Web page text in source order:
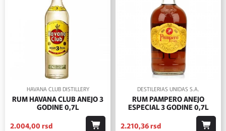
HAVANA CLUB DISTILLERY
RUM HAVANA CLUB ANEJO 3
GODINE 0,7L
2.004,00 rsd
DESTILERIAS UNIDAS S.A.
RUM PAMPERO ANEJO
ESPECIAL 3 GODINE 0,7L
2.210,36rsd